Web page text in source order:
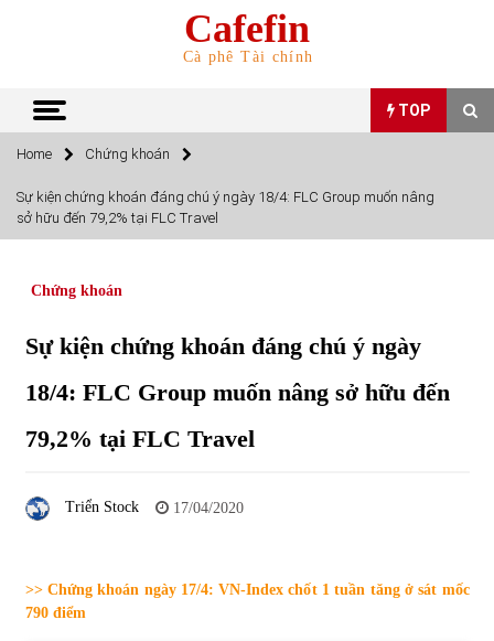
Cafefin
Cà phê Tài chính
TOP
TOP
5/2022
Top 10 mặt hàng Việt Nam xuất khẩu nhiều nhất tháng
Home Chứng khoán
Sự kiện chứng khoán đáng chú ý ngày 18/4: FLC Group muốn nâng
sở hữu đến 79,2% tại FLC Travel
Chứng khoán
Sự kiện chứng khoán đáng chú ý ngày
18/4: FLC Group muốn nâng sở hữu đến
79,2% tại FLC Travel
Triển Stock 17/04/2020
>> Chứng khoán ngày 17/4: VN-Index chốt 1 tuần tăng ở sát mốc
790 điểm